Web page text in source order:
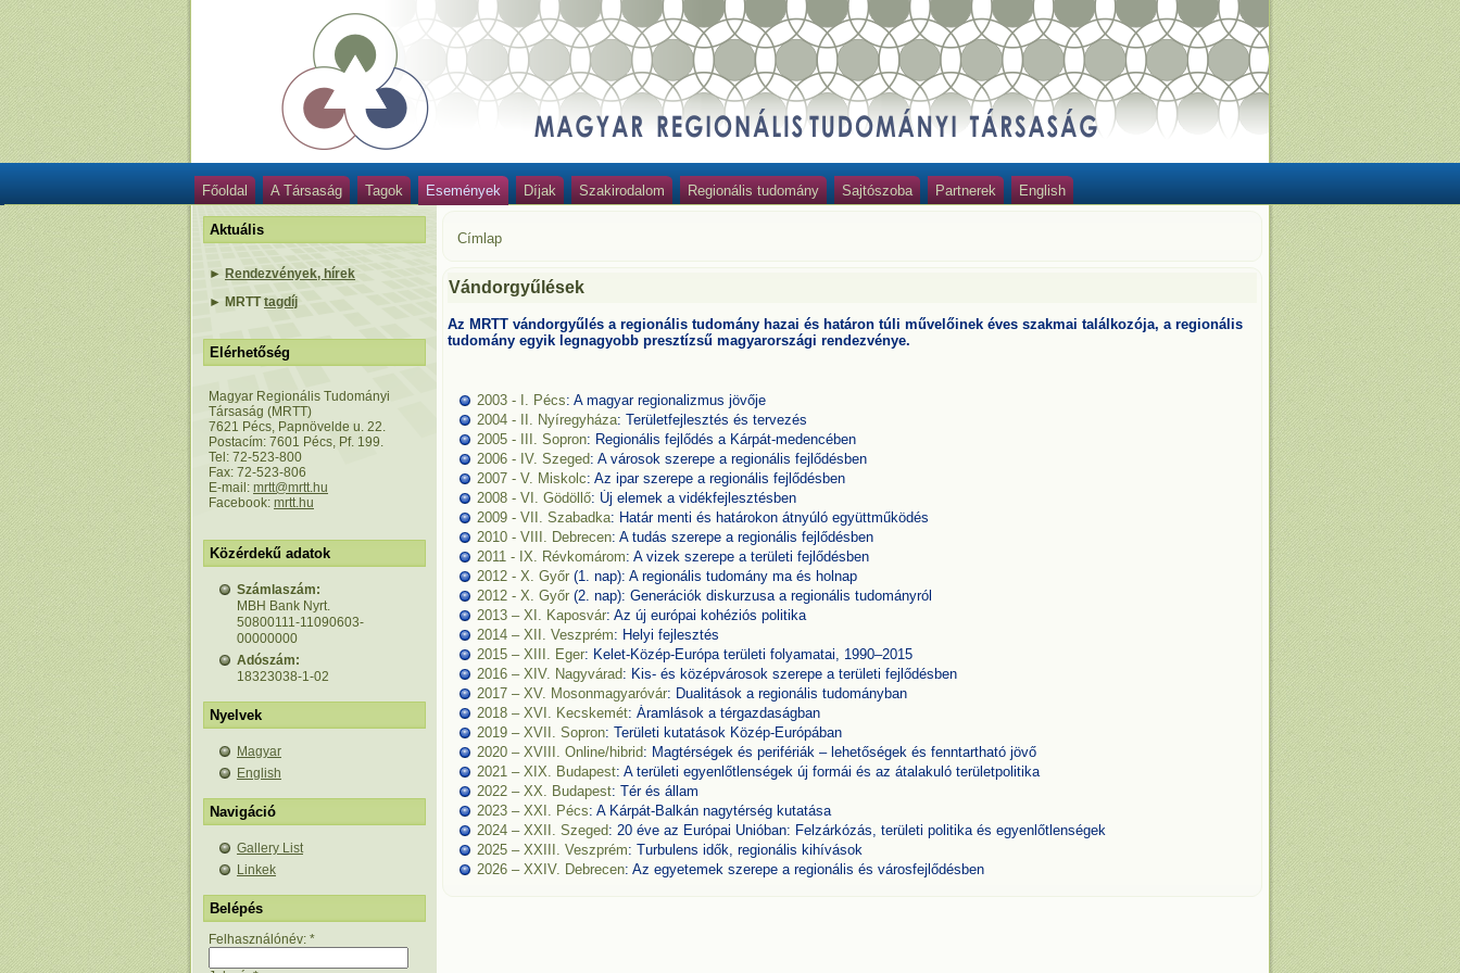
Főoldal A Társaság Tagok Események Díjak Szakirodalom Regionális tudomány Sajtószoba Partnerek English
Aktuális
► Rendezvények, hírek
► MRTTtagdíj
Elérhetőség
Magyar Regionális Tudományi
Társaság (MRTT)
7621 Pécs, Papnövelde u. 22.
Postacím: 7601 Pécs, Pf. 199.
Tel: 72-523-800
Fax: 72-523-806
E-mail: mrtt@mrtt.hu
Facebook: mrtt.hu
Közérdekű adatok
Számlaszám:
MBH Bank Nyrt.
50800111-11090603-
00000000
Adószám:
18323038-1-02
Nyelvek
Magyar
English
Navigáció
Gallery List
Linkek
Belépés
Felhasználónév: *
Címlap
Vándorgyűlések
Az MRTT vándorgyűlés a regionális tudomány hazai és határon túli művelőinek éves szakmai találkozója, a regionális
tudomány egyik legnagyobb presztízsű magyarországi rendezvénye.
2003 - I. Pécs: A magyar regionalizmus jövője
2004 - II. Nyíregyháza: Területfejlesztés és tervezés
2005 - III. Sopron: Regionális fejlődés a Kárpát-medencében
2006 - IV. Szeged: A városok szerepe a regionális fejlődésben
2007 - V. Miskolc: Az ipar szerepe a regionális fejlődésben
2008 - VI. Gödöllő: Új elemek a vidékfejlesztésben
2009 - VII. Szabadka: Határ menti és határokon átnyúló együttműködés
2010 - VIII. Debrecen: A tudás szerepe a regionális fejlődésben
2011 - IX. Révkomárom: A vizek szerepe a területi fejlődésben
2012 - X. Győr (1. nap): A regionális tudomány ma és holnap
2012 - X. Győr (2. nap): Generációk diskurzusa a regionális tudományról
2013 – XI. Kaposvár: Az új európai kohéziós politika
2014 – XII. Veszprém: Helyi fejlesztés
2015 – XIII. Eger: Kelet-Közép-Európa területi folyamatai, 1990–2015
2016 – XIV. Nagyvárad: Kis- és középvárosok szerepe a területi fejlődésben
2017 – XV. Mosonmagyaróvár: Dualitások a regionális tudományban
2018 – XVI. Kecskemét: Áramlások a térgazdaságban
2019 – XVII. Sopron: Területi kutatások Közép-Európában
2020 – XVIII. Online/hibrid: Magtérségek és perifériák – lehetőségek és fenntartható jövő
2021 – XIX. Budapest: A területi egyenlőtlenségek új formái és az átalakuló területpolitika
2022 – XX. Budapest: Tér és állam
2023 – XXI. Pécs: A Kárpát-Balkán nagytérség kutatása
2024 – XXII. Szeged: 20 éve az Európai Unióban: Felzárkózás, területi politika és egyenlőtlenségek
2025 – XXIII. Veszprém: Turbulens idők, regionális kihívások
2026 – XXIV. Debrecen: Az egyetemek szerepe a regionális és városfejlődésben